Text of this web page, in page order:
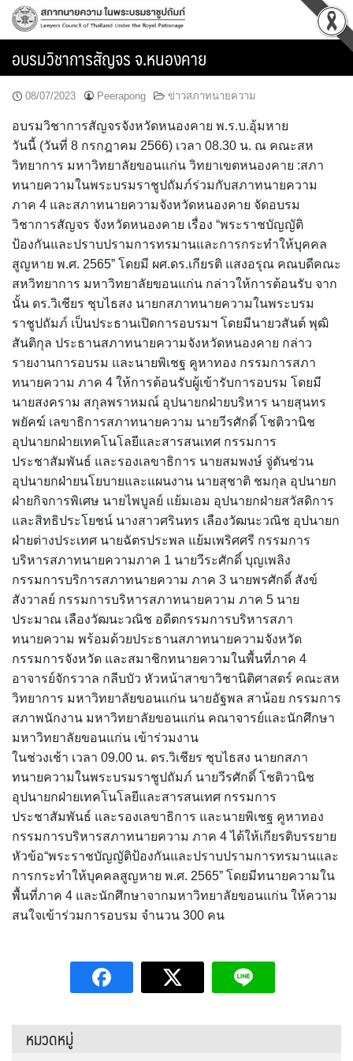
Skip
อบรมวิชาการสัญจร จ.หนองคาย
08/07/2023 Peerapong ข่าวสภาทนายความ
อบรมวิชาการสัญจรจังหวัดหนองคาย พ.ร.บ.อุ้มหาย
วันนี้ (วันที่ 8 กรกฎาคม 2566) เวลา 08.30 น. ณ คณะสห
วิทยาการ มหาวิทยาลัยขอนแก่น วิทยาเขตหนองคาย :สภา
ทนายความในพระบรมราชูปถัมภ์ร่วมกับสภาทนายความ
ภาค 4 และสภาทนายความจังหวัดหนองคาย จัดอบรม
วิชาการสัญจร จังหวัดหนองคาย เรื่อง “พระราชบัญญัติ
ป้องกันและปราบปรามการทรมานและการกระทำให้บุคคล
สูญหาย พ.ศ. 2565” โดยมี ผศ.ดร.เกียรติ แสงอรุณ คณบดีคณะ
สหวิทยาการ มหาวิทยาลัยขอนแก่น กล่าวให้การต้อนรับ จาก
นั้น ดร.วิเชียร ชุบไธสง นายกสภาทนายความในพระบรม
ราชูปถัมภ์ เป็นประธานเปิดการอบรมฯ โดยมีนายวสันต์ พุฒิ
สันติกุล ประธานสภาทนายความจังหวัดหนองคาย กล่าว
รายงานการอบรม และนายพิเชฐ คูหาทอง กรรมการสภา
ทนายความ ภาค 4 ให้การต้อนรับผู้เข้ารับการอบรม โดยมี
นายสงคราม สกุลพราหมณ์ อุปนายกฝ่ายบริหาร นายสุนทร
พยัคฆ์ เลขาธิการสภาทนายความ นายวีรศักดิ์ โชติวานิช
อุปนายกฝ่ายเทคโนโลยีและสารสนเทศ กรรมการ
ประชาสัมพันธ์ และรองเลขาธิการ นายสมพงษ์ จู่ตันซ่วน
อุปนายกฝ่ายนโยบายและแผนงาน นายสุชาติ ชมกุล อุปนายก
ฝ่ายกิจการพิเศษ นายไพบูลย์ แย้มเอม อุปนายกฝ่ายสวัสดิการ
และสิทธิประโยชน์ นางสาวศรินทร เลืองวัฒนะวณิช อุปนายก
ฝ่ายต่างประเทศ นายฉัตรประพล แย้มเพริศศรี กรรมการ
บริหารสภาทนายความภาค 1 นายวีระศักดิ์ บุญเพลิง
กรรมการบริการสภาทนายความ ภาค 3 นายพรศักดิ์ สังข์
สังวาลย์ กรรมการบริหารสภาทนายความ ภาค 5 นาย
ประมาณ เลืองวัฒนะวณิช อดีตกรรมการบริหารสภา
ทนายความ พร้อมด้วยประธานสภาทนายความจังหวัด
กรรมการจังหวัด และสมาชิกทนายความในพื้นที่ภาค 4
อาจารย์จักรวาล กลีบบัว หัวหน้าสาขาวิชานิติศาสตร์ คณะสห
วิทยาการ มหาวิทยาลัยขอนแก่น นายอัฐพล สาน้อย กรรมการ
สภาพนักงาน มหาวิทยาลัยขอนแก่น คณาจารย์และนักศึกษา
มหาวิทยาลัยขอนแก่น เข้าร่วมงาน
ในช่วงเช้า เวลา 09.00 น. ดร.วิเชียร ชุบไธสง นายกสภา
ทนายความในพระบรมราชูปถัมภ์ นายวีรศักดิ์ โชติวานิช
อุปนายกฝ่ายเทคโนโลยีและสารสนเทศ กรรมการ
ประชาสัมพันธ์ และรองเลขาธิการ และนายพิเชฐ คูหาทอง
กรรมการบริหารสภาทนายความ ภาค 4 ได้ให้เกียรติบรรยาย
หัวข้อ“พระราชบัญญัติป้องกันและปราบปรามการทรมานและ
การกระทำให้บุคคลสูญหาย พ.ศ. 2565” โดยมีทนายความใน
พื้นที่ภาค 4 และนักศึกษาจากมหาวิทยาลัยขอนแก่น ให้ความ
สนใจเข้าร่วมการอบรม จำนวน 300 คน
หมวดหมู่